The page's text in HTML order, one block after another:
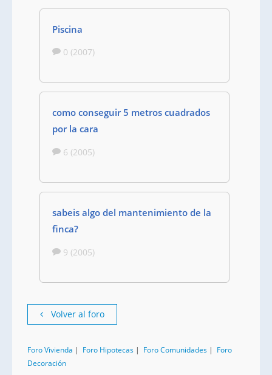
Piscina
0 (2007)
como conseguir 5 metros cuadrados
por la cara
6 (2005)
sabeis algo del mantenimiento de la
finca?
9 (2005)
Volver al foro
Foro Vivienda | Foro Hipotecas | Foro Comunidades | Foro
Decoración